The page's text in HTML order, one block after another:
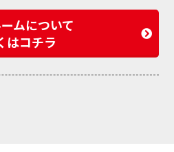
ムについて
はコチラ